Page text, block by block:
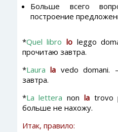
Больше всего
построение
*Quel libro loleggo
прочитаю завтра.
*Laura la vedo domani.
завтра.
*La lettera non latrovo
больше не нахожу.
Итак, правило: